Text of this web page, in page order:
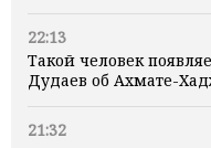
22:13
Такой человек
Дудаев об Ахмате-
21:32